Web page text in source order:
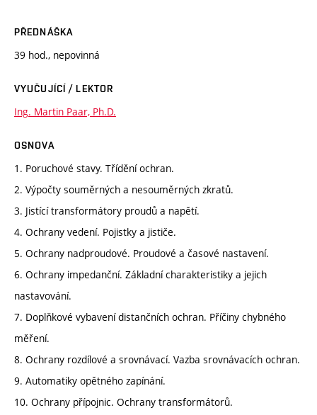
PŘEDNÁŠKA
39 hod., nepovinná
VYUČUJÍCÍ / LEKTOR
Ing. Martin Paar, Ph.D.
OSNOVA
1. Poruchové stavy. Třídění ochran.
2. Výpočty souměrných a nesouměrných zkratů.
3. Jistící transformátory proudů a napětí.
4. Ochrany vedení. Pojistky a jističe.
5. Ochrany nadproudové. Proudové a časové nastavení.
6. Ochrany impedanční. Základní charakteristiky a jejich
nastavování.
7. Doplňkové vybavení distančních ochran. Příčiny chybného
měření.
8. Ochrany rozdílové a srovnávací. Vazba srovnávacích ochran.
9. Automatiky opětného zapínání.
10. Ochrany přípojnic. Ochrany transformátorů.